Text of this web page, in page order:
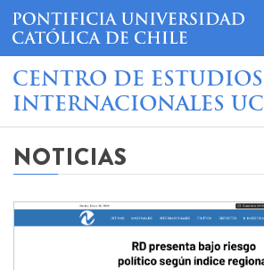
CENTRO DE ESTUDIOS
INTERNACIONALES UC
NOTICIAS